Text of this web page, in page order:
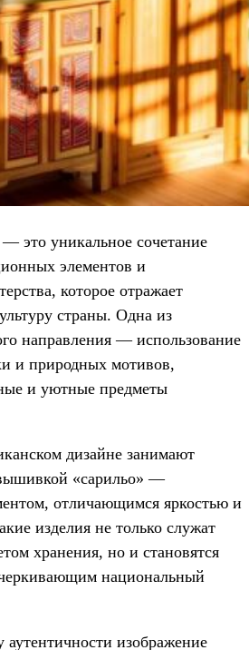
это уникальное сочетание
элементов и
которое отражает
страны. Одна из
направления — использование
и природных мотивов,
и уютные предметы
дизайне занимают
«сарильо» —
отличающимся яркостью и
изделия не только служат
хранения, но и становятся
национальный
аутентичности изображение